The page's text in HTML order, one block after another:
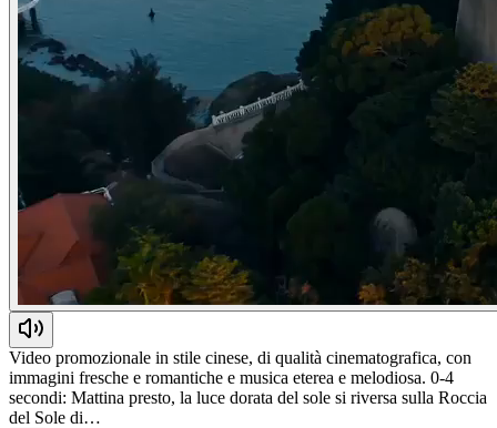
Video promozionale in stile cinese, di qualità cinematografica, con
immagini fresche e romantiche e musica eterea e melodiosa. 0-4
secondi: Mattina presto, la luce dorata del sole si riversa sulla Roccia
del Sole di…